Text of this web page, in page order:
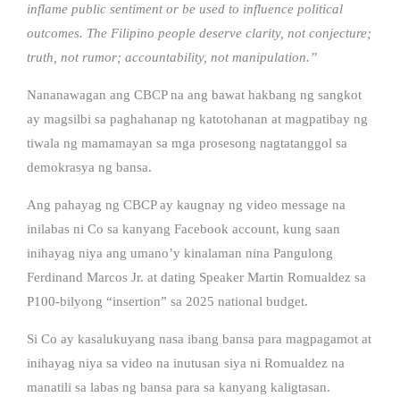
inflame public sentiment or be used to influence political
outcomes. The Filipino people deserve clarity, not conjecture;
truth, not rumor; accountability, not manipulation.”
Nananawagan ang CBCP na ang bawat hakbang ng sangkot
ay magsilbi sa paghahanap ng katotohanan at magpatibay ng
tiwala ng mamamayan sa mga prosesong nagtatanggol sa
demokrasya ng bansa.
Ang pahayag ng CBCP ay kaugnay ng video message na
inilabas ni Co sa kanyang Facebook account, kung saan
inihayag niya ang umano’y kinalaman nina Pangulong
Ferdinand Marcos Jr. at dating Speaker Martin Romualdez sa
P100-bilyong “insertion” sa 2025 national budget.
Si Co ay kasalukuyang nasa ibang bansa para magpagamot at
inihayag niya sa video na inutusan siya ni Romualdez na
manatili sa labas ng bansa para sa kanyang kaligtasan.